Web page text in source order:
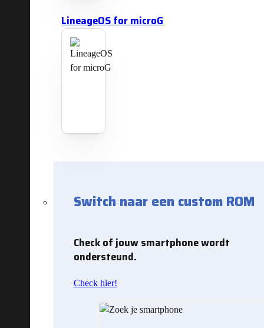
LineageOS for microG
Switch naar een custom ROM
Check of jouw smartphone wordt
ondersteund.
Check hier!